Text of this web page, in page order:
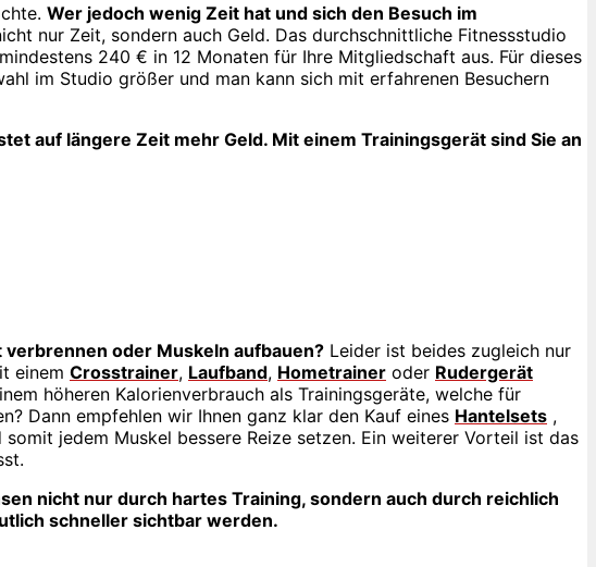
Wer jedoch wenig Zeit hat und sich den Besuch im
nur Zeit, sondern auch Geld. Das durchschnittliche Fitnessstudio
240 € in 12 Monaten für Ihre Mitgliedschaft aus. Für dieses
im Studio größer und man kann sich mit erfahrenen Besuchern
auf längere Zeit mehr Geld. Mit einem Trainingsgerät sind Sie an
verbrennen oder Muskeln aufbauen? Leider ist beides zugleich nur
einem Crosstrainer, Laufband, Hometrainer oder Rudergerät
höheren Kalorienverbrauch als Trainingsgeräte, welche für
Dann empfehlen wir Ihnen ganz klar den Kauf eines Hantelsets ,
jedem Muskel bessere Reize setzen. Ein weiterer Vorteil ist das
nicht nur durch hartes Training, sondern auch durch reichlich
schneller sichtbar werden.